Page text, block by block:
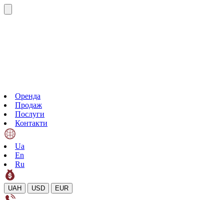
Оренда
Продаж
Послуги
Контакти
Ua
En
Ru
UAH USD EUR